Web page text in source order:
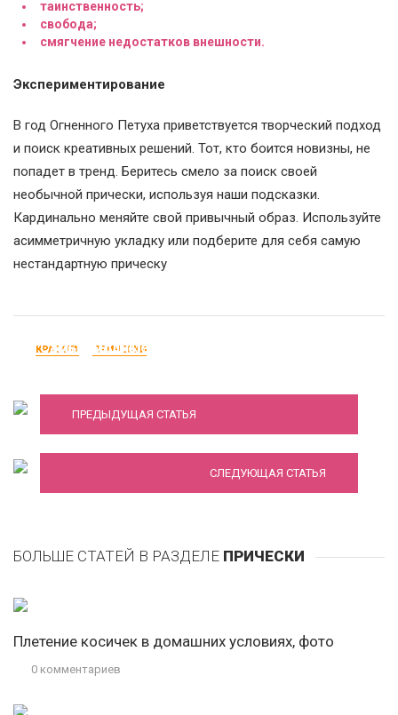
таинственность;
свобода;
смягчение недостатков внешности.
Экспериментирование
В год Огненного Петуха приветствуется творческий подход
и поиск креативных решений. Тот, кто боится новизны, не
попадет в тренд. Беритесь смело за поиск своей
необычной прически, используя наши подсказки.
Кардинально меняйте свой привычный образ. Используйте
асимметричную укладку или подберите для себя самую
нестандартную прическу
КРАСОТА ПРИЧЕСКИ
Самые модные цвета волос предстоящего
ПРЕДЫДУЩАЯ СТАТЬЯ
Тенденции женских причесок 2019 года
СЛЕДУЮЩАЯ СТАТЬЯ
БОЛЬШЕ СТАТЕЙ В РАЗДЕЛЕ ПРИЧЕСКИ
Плетение косичек в домашних условиях, фото
0 комментариев